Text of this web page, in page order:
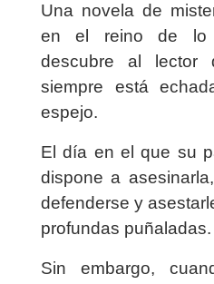
Una novela de
en el reino de lo
descubre al
siempre está
espejo.
El día en el que su
dispone a
defenderse y
profundas puñaladas.
Sin embargo,